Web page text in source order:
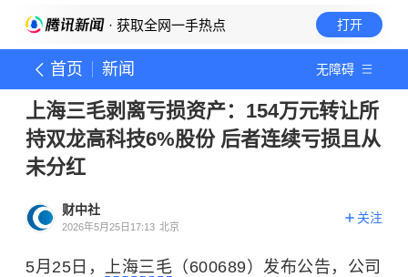
· 获取全网一手热点 打开
首页 新闻 无障碍
上海三毛剥离亏损资产：154万元转让所
持双龙高科技6%股份 后者连续亏损且从
未分红
财中社
2026年5月25日17:13 北京
关注
5月25日， 上海三毛 （600689）发布公告，公司